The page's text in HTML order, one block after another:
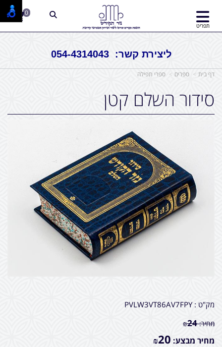
ליצירת קשר: 054-4314043
תפריט
0
דף בית ספרים ספרי תפילה
סידור השלם קטן
מק"ט :PVLW3VT86AV7FPY
מחיר: ₪24
מחיר מבצע: ₪20